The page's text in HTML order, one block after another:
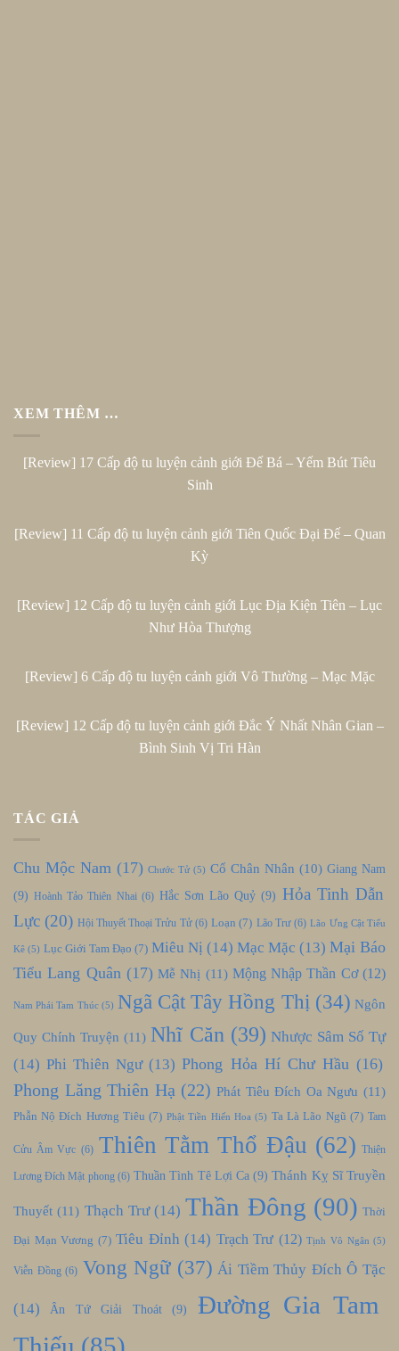
XEM THÊM …
[Review] 17 Cấp độ tu luyện cảnh giới Đế Bá – Yếm Bút Tiêu
Sinh
[Review] 11 Cấp độ tu luyện cảnh giới Tiên Quốc Đại Đế – Quan
Kỳ
[Review] 12 Cấp độ tu luyện cảnh giới Lục Địa Kiện Tiên – Lục
Như Hòa Thượng
[Review] 6 Cấp độ tu luyện cảnh giới Vô Thường – Mạc Mặc
[Review] 12 Cấp độ tu luyện cảnh giới Đắc Ý Nhất Nhân Gian –
Bình Sinh Vị Tri Hàn
TÁC GIẢ
Chu Mộc Nam (17) Chước Tử (5) Cổ Chân Nhân (10) Giang Nam
(9) Hoành Tảo Thiên Nhai(6) Hắc Sơn Lão Quỷ (9) Hỏa Tinh Dẫn
Lực (20) Hội Thuyết Thoại Trửu Tử(6) Loạn (7) Lão Trư(6) Lão Ưng Cật Tiểu
Kê (5) Lục Giới Tam Đạo (7) Miêu Nị (14) Mạc Mặc (13) Mại Báo
Tiểu Lang Quân(17) Mễ Nhị (11) Mộng Nhập Thần Cơ(12)
Nam Phái Tam Thúc(5) Ngã Cật Tây Hồng Thị(34) Ngôn
Quy Chính Truyện (11) Nhĩ Căn(39) Nhược Sâm Số Tự
(14) Phi Thiên Ngư(13) Phong Hỏa Hí Chư Hầu(16)
Phong Lăng Thiên Hạ(22) Phát Tiêu Đích Oa Ngưu (11)
Phẫn Nộ Đích Hương Tiêu (7) Phật Tiền Hiến Hoa(5) Ta Là Lão Ngũ (7) Tam
Cửu Âm Vực (6) Thiên Tằm Thổ Đậu (62) Thiện
Lương Đích Mật phong(6) Thuần Tình Tê Lợi Ca(9) Thánh Kỵ Sĩ Truyền
Thuyết (11) Thạch Trư(14) Thần Đông (90) Thời
Đại Mạn Vương (7) Tiêu Đỉnh (14) Trạch Trư (12) Tịnh Vô Ngân (5)
Viễn Đồng(6) Vong Ngữ(37) Ái Tiềm Thủy Đích Ô Tặc
(14) Ân Tứ Giải Thoát(9)
Đường Gia Tam